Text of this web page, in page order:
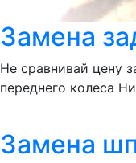
Замена
Не сравнивай цену
переднего колеса
Замена